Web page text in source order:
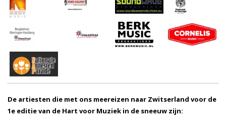
De artiesten die met ons meereizen naar Zwitserland voor de
1e editie van de Hart voor Muziek in de sneeuw zijn: